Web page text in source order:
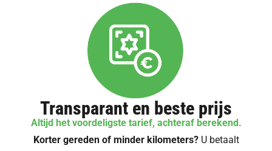
Transparant en beste prijs
Altijd het voordeligste tarief, achteraf berekend.
Korter gereden of minder kilometers?U betaalt